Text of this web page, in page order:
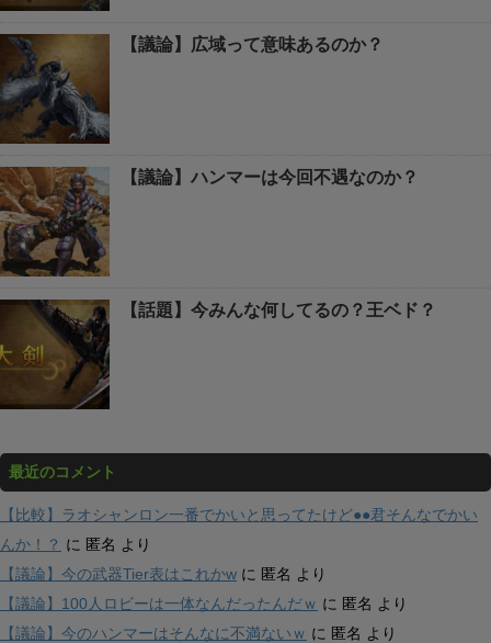
【議論】広域って意味あるのか？
【議論】ハンマーは今回不遇なのか？
【話題】今みんな何してるの？王ベド？
最近のコメント
【比較】ラオシャンロン一番でかいと思ってたけど●●君そんなでかい
んか！？ に 匿名 より
【議論】今の武器Tier表はこれかw に 匿名 より
【議論】100人ロビーは一体なんだったんだｗ に 匿名 より
【議論】今のハンマーはそんなに不満ないｗ に 匿名 より